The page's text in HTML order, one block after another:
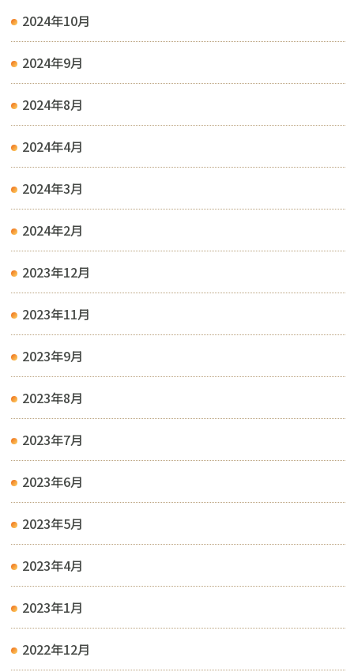
2024年10月
2024年9月
2024年8月
2024年4月
2024年3月
2024年2月
2023年12月
2023年11月
2023年9月
2023年8月
2023年7月
2023年6月
2023年5月
2023年4月
2023年1月
2022年12月